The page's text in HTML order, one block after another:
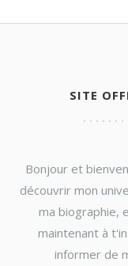
SITE
Bonjour et
découvrir mon
ma biographie,
maintenant à
informer de